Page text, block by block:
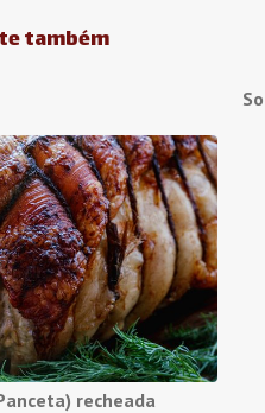
também
recheada